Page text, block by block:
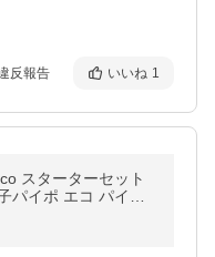
反報告 いいね 1
スターターセット
パイポ エコ パイポ
におい 〉FM